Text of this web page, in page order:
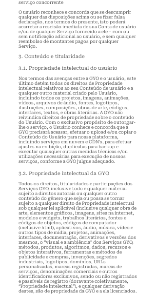
serviço concorrente
O usuário reconhece e concorda que se descumprir
qualquer das disposições acima ou se fizer falsa
declaração, nos termos do presente, isto poderá
acarretar a rescisão imediata de sua Conta de usuário
e/ou de qualquer Serviço fornecido a ele – com ou
sem notificação adicional ao usuário, e sem qualquer
reembolso de montantes pagos por qualquer
Serviço.
3. Conteúdo e titularidade
3.1. Propriedade intelectual do usuário
Nos termos das avenças entre a GYO e o usuário, este
último detém todos os direitos de Propriedade
intelectual relativos ao seu Conteúdo de usuário e a
qualquer outro material criado pelo Usuário,
incluindo todos os projetos, imagens, animações,
vídeos, arquivos de áudio, fontes, logotipos,
ilustrações, composições, obras de arte, códigos,
interfaces, textos, e obras literárias. A GYO não
reivindica direitos de propriedade sobre o conteúdo
do Usuário. Com o exclusivo propósito de outorgar-
lhe o serviço, o Usuário conhece e concorda que a
GYO precisará acessar, efetuar o upload e/ou copiar o
Conteúdo do Usuário para nossa plataforma,
incluindo serviços em nuvem e CDN's, para efetuar
ajustes na exibição, duplicatas para backup e
executar quaisquer outras medidas técnicas e/ou
utilizações necessárias para execução de nossos
serviços, conforme a GYO julgue adequado.
3.2. Propriedade intelectual da GYO
Todos os direitos, titularidades e participações dos
Serviços GYO, inclusive todo e qualquer material
sujeito a direitos autorais ou qualquer outro
conteúdo do gênero que seja ou possa se tornar
sujeito a qualquer direito de Propriedade intelectual
sob qualquer lei aplicável (inclusive qualquer obra de
arte, elementos gráficos, imagens, sites na internet,
modelos e widgets, trabalhos literários, fontes e
códigos de objetos, códigos de computador
(inclusive html), aplicativos, áudio, música, vídeo e
outros tipos de mídia, projetos, animações,
interfaces, documentação, derivativos e versões dos
mesmos, o “visual e a ambiência” dos Serviços GYO,
métodos, produtos, algoritmos, dados, recursos e
objetos interativos, ferramentas e métodos de
publicidade e compras, invenções, segredos
industriais, logotipos, domínios, URLs
personalizadas, marcas registradas, marcas de
serviços, denominações comerciais e outros
identificadores exclusivos, sendo ou não registrados
e passíveis de registro (doravante coletivamente,
“Propriedade intelectual”), e qualquer derivação
destes, são de propriedade da GYO e a ela licenciados.